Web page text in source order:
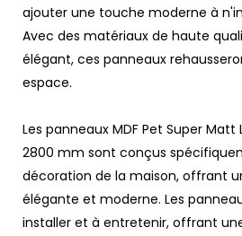
ajouter une touche moderne à
Avec des matériaux de haute
élégant, ces panneaux
espace.
Les panneaux MDF Pet Super Matt
2800 mm sont conçus
décoration de la maison, offrant
élégante et moderne. Les
installer et à entretenir, offrant